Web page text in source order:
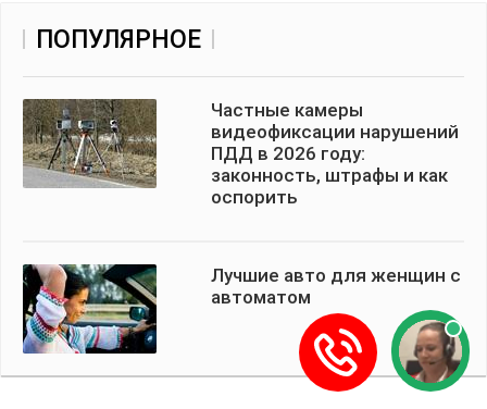
ПОПУЛЯРНОЕ
Частные камеры
видеофиксации нарушений
ПДД в 2026 году:
законность, штрафы и как
оспорить
Лучшие авто для женщин с
автоматом